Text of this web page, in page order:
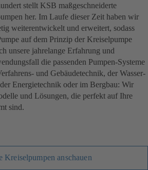
stellt KSB maßgeschneiderte
her. Im Laufe dieser Zeit haben wir
weiterentwickelt und erweitert, sodass
auf dem Prinzip der Kreiselpumpe
unsere jahrelange Erfahrung und
die passenden Pumpen-Systeme
und Gebäudetechnik, der Wasser-
Energietechnik oder im Bergbau: Wir
und Lösungen, die perfekt auf Ihre
sind.
Kreiselpumpen anschauen